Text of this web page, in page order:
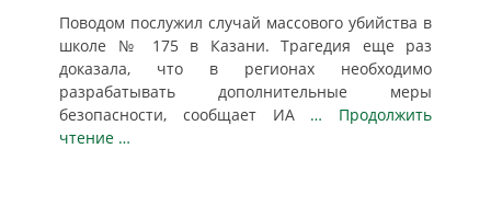
Поводом послужил случай массового убийства в
школе № 175 в Казани. Трагедия еще раз
доказала, что в регионах необходимо
разрабатывать дополнительные меры
безопасности, сообщает ИА … Продолжить
чтение …